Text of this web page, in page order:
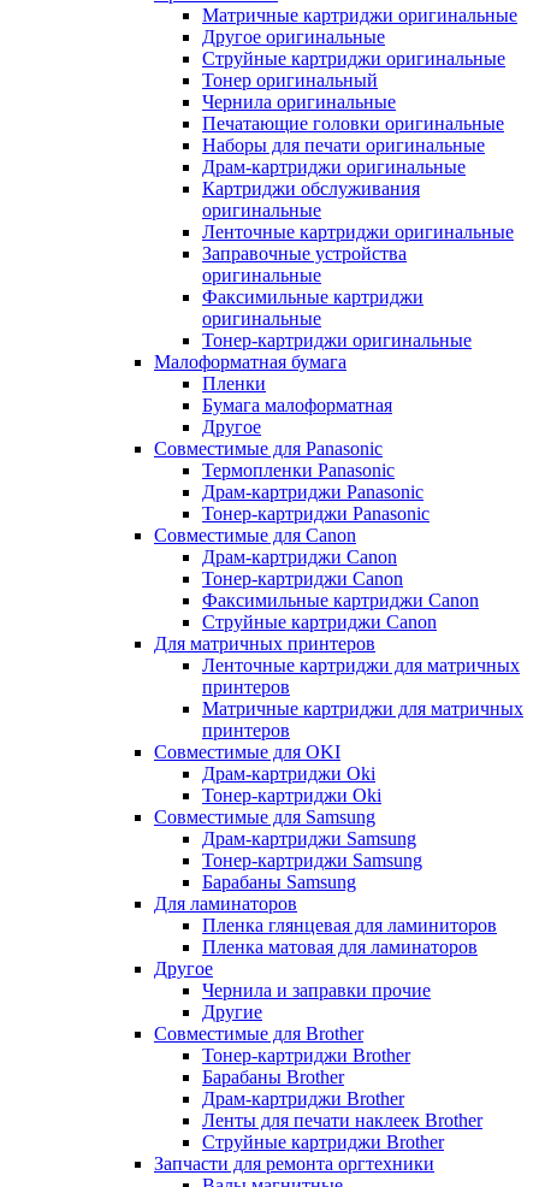
Матричные картриджи оригинальные
Другое оригинальные
Струйные картриджи оригинальные
Тонер оригинальный
Чернила оригинальные
Печатающие головки оригинальные
Наборы для печати оригинальные
Драм-картриджи оригинальные
Картриджи обслуживания
оригинальные
Ленточные картриджи оригинальные
Заправочные устройства
оригинальные
Факсимильные картриджи
оригинальные
Тонер-картриджи оригинальные
Малоформатная бумага
Пленки
Бумага малоформатная
Другое
Совместимые для Panasonic
Термопленки Panasonic
Драм-картриджи Panasonic
Тонер-картриджи Panasonic
Совместимые для Canon
Драм-картриджи Canon
Тонер-картриджи Canon
Факсимильные картриджи Canon
Струйные картриджи Canon
Для матричных принтеров
Ленточные картриджи для матричных
принтеров
Матричные картриджи для матричных
принтеров
Совместимые для OKI
Драм-картриджи Oki
Тонер-картриджи Oki
Совместимые для Samsung
Драм-картриджи Samsung
Тонер-картриджи Samsung
Барабаны Samsung
Для ламинаторов
Пленка глянцевая для ламиниторов
Пленка матовая для ламинаторов
Другое
Чернила и заправки прочие
Другие
Совместимые для Brother
Тонер-картриджи Brother
Барабаны Brother
Драм-картриджи Brother
Ленты для печати наклеек Brother
Струйные картриджи Brother
Запчасти для ремонта оргтехники